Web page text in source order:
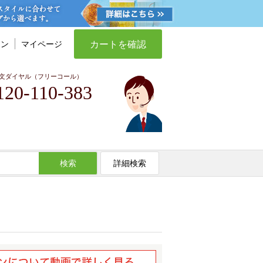
マイページ カートを確認
ダイヤル（フリーコール）
110-383
検索 詳細検索